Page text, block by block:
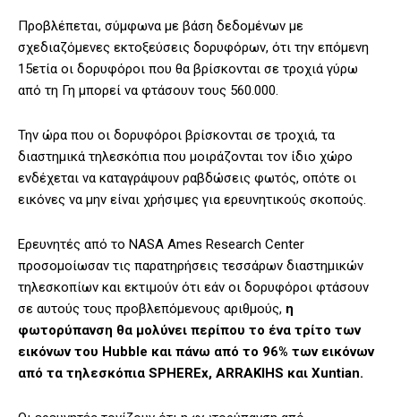
Προβλέπεται, σύμφωνα με βάση δεδομένων με
σχεδιαζόμενες εκτοξεύσεις δορυφόρων, ότι την επόμενη
15ετία οι δορυφόροι που θα βρίσκονται σε τροχιά γύρω
από τη Γη μπορεί να φτάσουν τους 560.000.
Την ώρα που οι δορυφόροι βρίσκονται σε τροχιά, τα
διαστημικά τηλεσκόπια που μοιράζονται τον ίδιο χώρο
ενδέχεται να καταγράψουν ραβδώσεις φωτός, οπότε οι
εικόνες να μην είναι χρήσιμες για ερευνητικούς σκοπούς.
Ερευνητές από το NASA Ames Research Center
προσομοίωσαν τις παρατηρήσεις τεσσάρων διαστημικών
τηλεσκοπίων και εκτιμούν ότι εάν οι δορυφόροι φτάσουν
σε αυτούς τους προβλεπόμενους αριθμούς, η
φωτορύπανση θα μολύνει περίπου το ένα τρίτο των
εικόνων του Hubble και πάνω από το 96% των εικόνων
από τα τηλεσκόπια SPHEREx, ARRAKIHS και Xuntian.